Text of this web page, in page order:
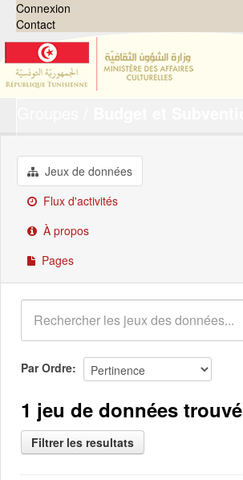
Connexion
Contact
Groupes
Demandes
À propos
Jeux de données
Flux d'activités
À propos
Pages
Par Ordre
1 jeu de données trouvé
Filtrer les resultats